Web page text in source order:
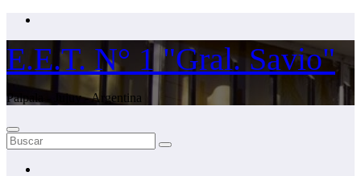
Saltar
contenido
E.E.T. N° 1 "Gral. Savio"
Palpala - Jujuy - Argentina